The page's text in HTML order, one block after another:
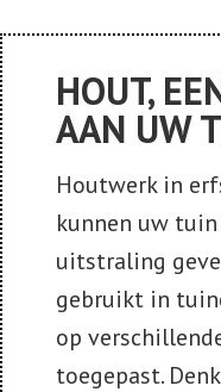
HOUT,
AAN UW
Houtwerk in
kunnen uw
uitstraling
gebruikt in
op
toegepast.